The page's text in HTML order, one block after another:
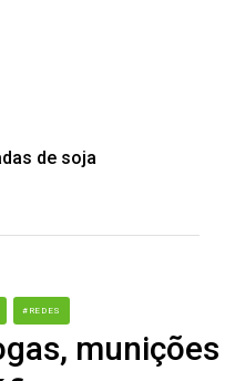
de soja
#REDES
munições